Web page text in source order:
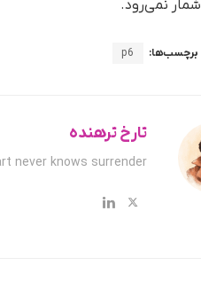
شمار نمی‌رود.
برچسب‌ها: p6
تارخ ترهنده
never knows surrender.